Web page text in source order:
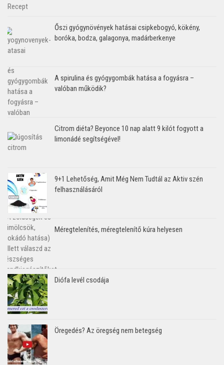
Őszi gyógynövények hatásai csipkebogyó, kökény,
boróka, bodza, galagonya, madárberkenye
A spirulina és gyógygombák hatása a fogyásra –
valóban működik?
Citrom diéta? Beyonce 10 nap alatt 9 kilót fogyott a
limonádé segítségével!
9+1 Lehetőség, Amit Még Nem Tudtál az Aktiv szén
felhasználásáról
Méregtelenítés, méregtelenítő kúra helyesen
Diófa levél csodája
Öregedés? Az öregség nem betegség